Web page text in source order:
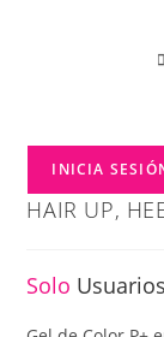
INICIA
HAIR UP,
Solo